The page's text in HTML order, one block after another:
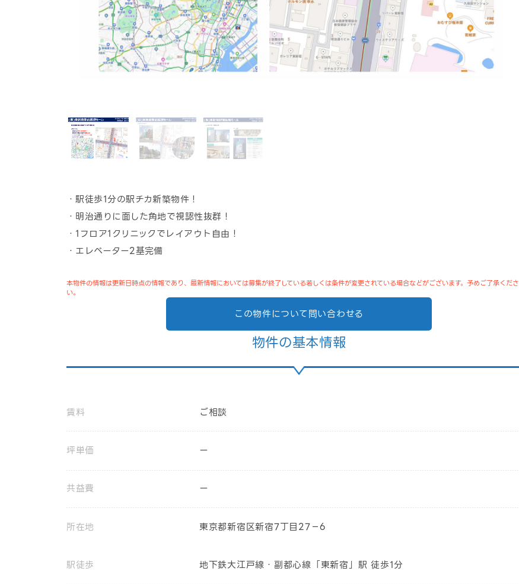
・駅徒歩1分の駅チカ新築物件！
・明治通りに面した角地で視認性抜群！
・1フロア1クリニックでレイアウト自由！
・エレベーター2基完備
本物件の情報は更新日時点の情報であり、最新情報においては募集が終了している若しくは条件が変更されている場合などがございます。予めご了承くださ
い。
この物件について問い合わせる
物件の基本情報
賃料 ご相談
坪単価 ー
共益費 ー
所在地 東京都新宿区新宿7丁目27－6
駅徒歩 地下鉄大江戸線・副都心線「東新宿」駅 徒歩1分